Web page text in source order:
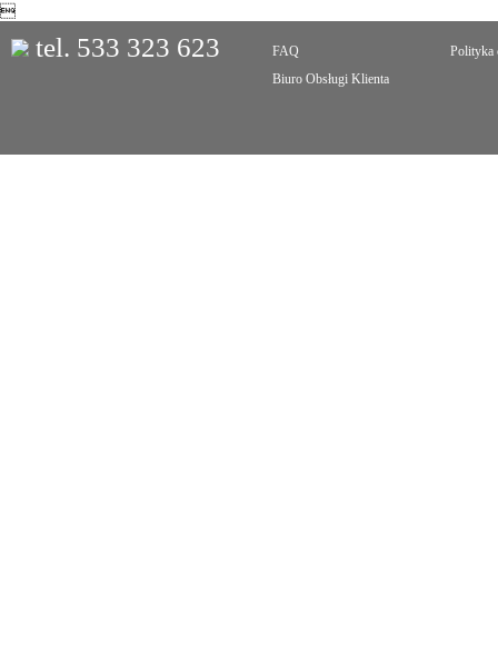

tel. 533 323 623 FAQ
Polityka
Biuro Obsługi Klienta